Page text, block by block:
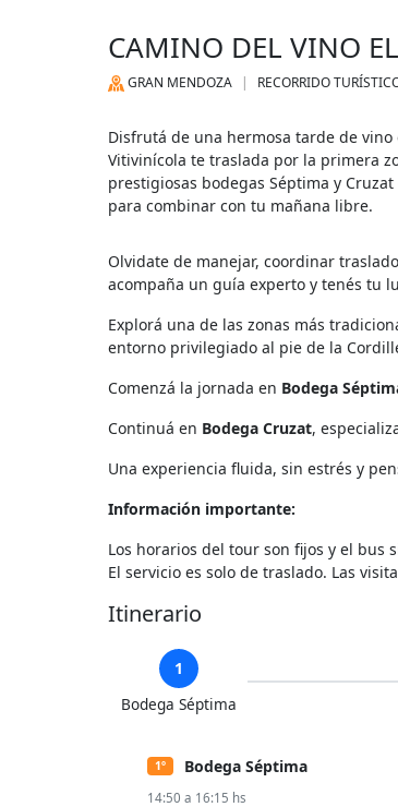
CAMINO DEL VINO
GRAN MENDOZA RECORRIDO
Disfrutá de una hermosa tarde de
Vitivinícola te traslada por la primera
prestigiosas bodegas Séptima y
para combinar con tu mañana libre.
Olvidate de manejar, coordinar
acompaña un guía experto y tenés tu
Explorá una de las zonas más
entorno privilegiado al pie de la
Comenzá la jornada en Bodega
Continuá en Bodega Cruzat,
Una experiencia fluida, sin estrés y
Información importante:
Los horarios del tour son fijos y el bus
El servicio es solo de traslado. Las
Itinerario
1
Bodega Séptima
1º Bodega Séptima
14:50 a 16:15 hs